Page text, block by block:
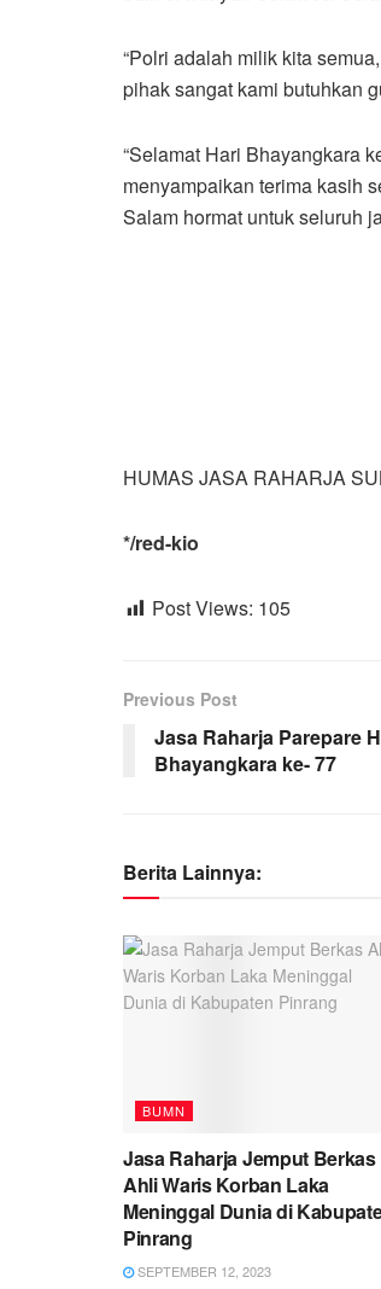
“Polri adalah milik kita
pihak sangat kami butuhkan
“Selamat Hari Bhayangkara
menyampaikan terima kasih
Salam hormat untuk seluruh
HUMAS JASA RAHARJA
*/red-kio
Post Views: 105
Previous Post
Jasa Raharja Parepare
Bhayangkara ke- 77
Berita Lainnya:
BUMN
Jasa Raharja Jemput Berkas
Ahli Waris Korban Laka
Meninggal Dunia di
Pinrang
SEPTEMBER 12, 2023